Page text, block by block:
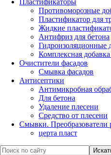
Пластификаторы
Противоморозные
Пластификатор для
Жидкие
Антифриз для бетона
Гидроизоляционные
Комплексная добавка
Очистители фасадов
Смывка фасадов
Антисептики
Антимикробная
Для бетона
Удаление плесени
Средство от плесени
Смывки. Преобразователи
церта пласт